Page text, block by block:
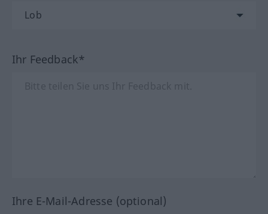
Ihr Feedback*
Ihre E-Mail-Adresse (optional)